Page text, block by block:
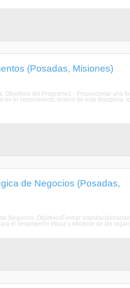
(Posadas, Misiones)
Objetivos del Programa1 - Proporcionar una
el conocimiento teórico de esta disciplina,
de Negocios (Posadas,
Negocios. ObjetivosFormar
el desempeño eficaz y eficiente de las